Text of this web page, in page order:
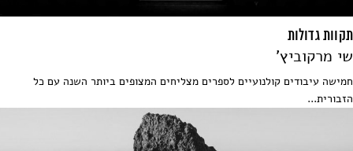
תקוות גדולות
שי מרקוביץ'
חמישה עיבודים קולנועיים לספרים מצליחים המצופים ביותר השנה עם כל
הזבורית...